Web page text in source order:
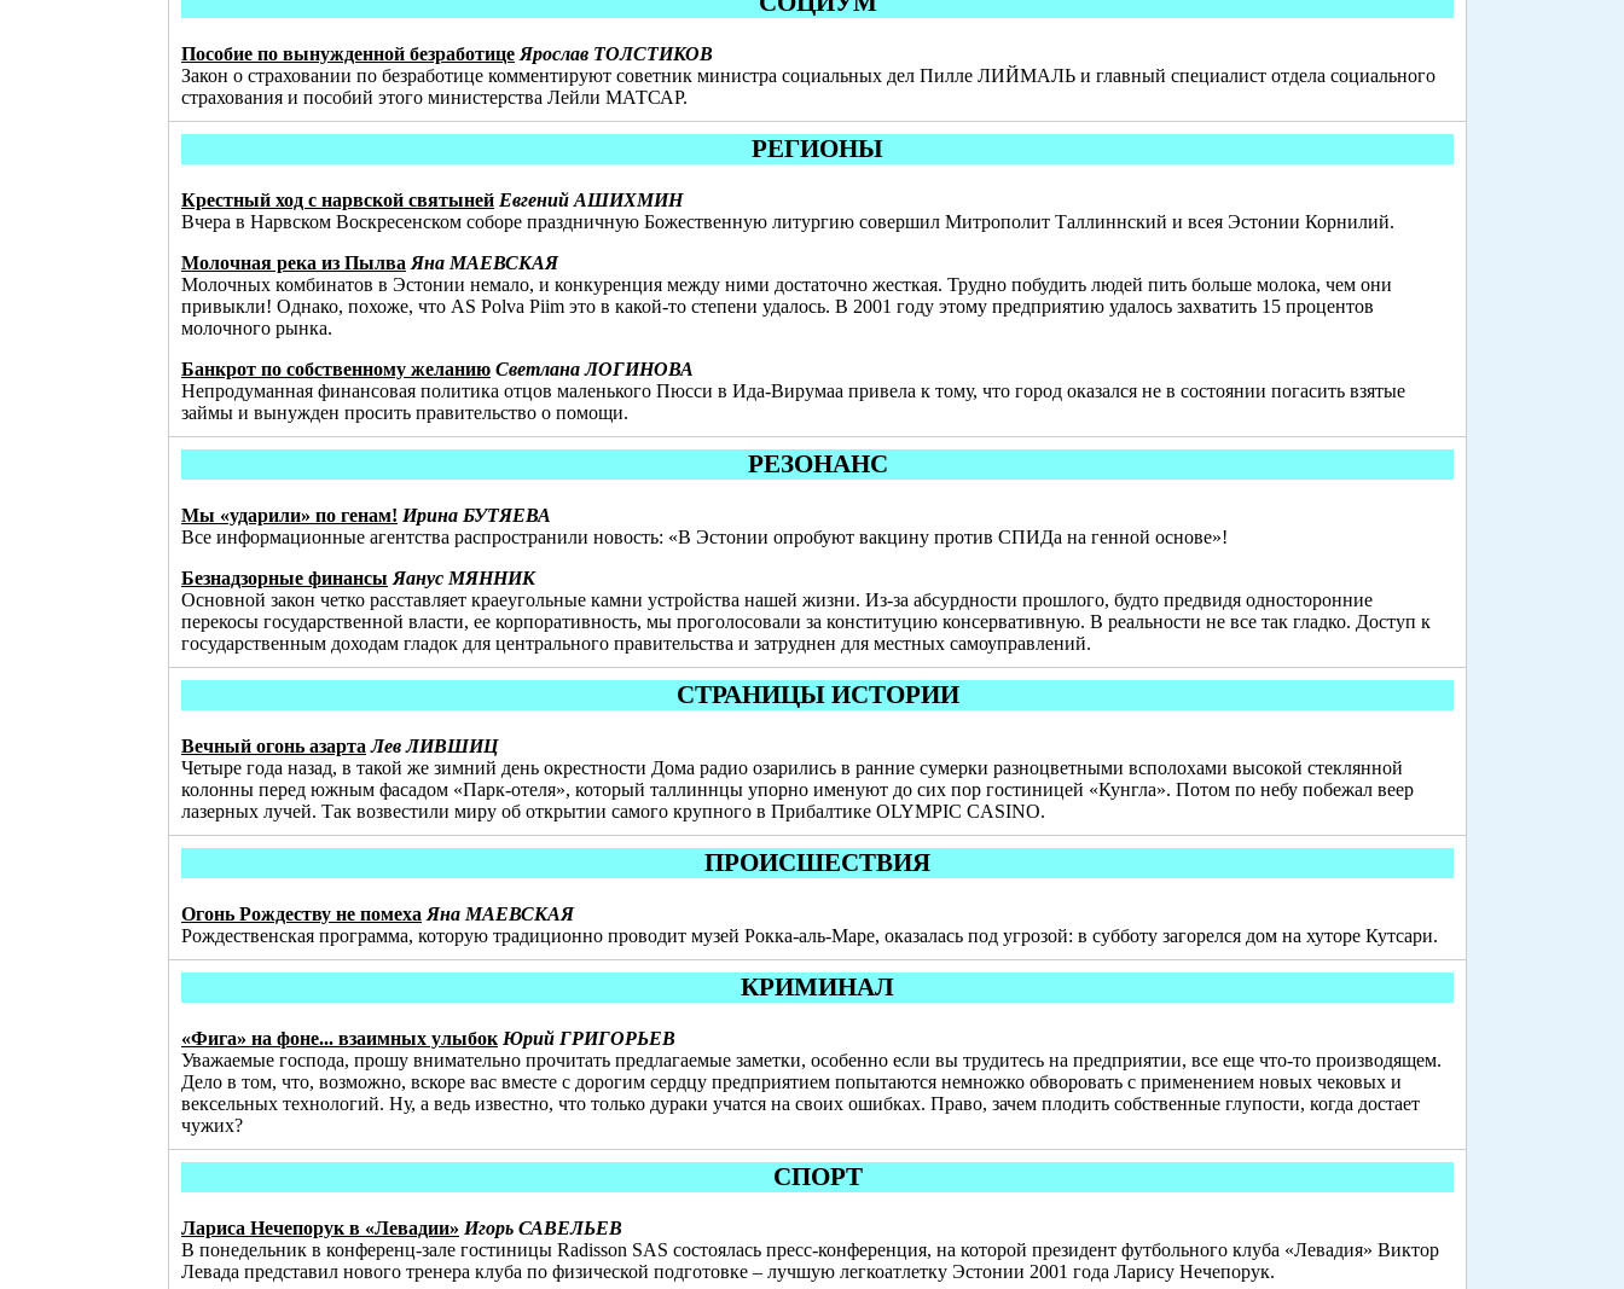
Пособие по вынужденной безработице Ярослав ТОЛСТИКОВ
Закон о страховании по безработице комментируют советник министра социальных дел Пилле ЛИЙМАЛЬ и главный специалист отдела социального
страхования и пособий этого министерства Лейли МАТСАР.
РЕГИОНЫ
Крестный ход с нарвской святыней Евгений АШИХМИН
Вчера в Нарвском Воскресенском соборе праздничную Божественную литургию совершил Митрополит Таллиннский и всея Эстонии Корнилий.
Молочная река из Пылва Яна МАЕВСКАЯ
Молочных комбинатов в Эстонии немало, и конкуренция между ними достаточно жесткая. Трудно побудить людей пить больше молока, чем они
привыкли! Однако, похоже, что AS Polva Piim это в какой-то степени удалось. В 2001 году этому предприятию удалось захватить 15 процентов
молочного рынка.
Банкрот по собственному желанию Светлана ЛОГИНОВА
Непродуманная финансовая политика отцов маленького Пюсси в Ида-Вирумаа привела к тому, что город оказался не в состоянии погасить взятые
займы и вынужден просить правительство о помощи.
РЕЗОНАНС
Мы «ударили» по генам! Ирина БУТЯЕВА
Все информационные агентства распространили новость: «В Эстонии опробуют вакцину против СПИДа на генной основе»!
Безнадзорные финансы Яанус МЯННИК
Основной закон четко расставляет краеугольные камни устройства нашей жизни. Из-за абсурдности прошлого, будто предвидя односторонние
перекосы государственной власти, ее корпоративность, мы проголосовали за конституцию консервативную. В реальности не все так гладко. Доступ к
государственным доходам гладок для центрального правительства и затруднен для местных самоуправлений.
СТРАНИЦЫ ИСТОРИИ
Вечный огонь азарта Лев ЛИВШИЦ
Четыре года назад, в такой же зимний день окрестности Дома радио озарились в ранние сумерки разноцветными всполохами высокой стеклянной
колонны перед южным фасадом «Парк-отеля», который таллиннцы упорно именуют до сих пор гостиницей «Кунгла». Потом по небу побежал веер
лазерных лучей. Так возвестили миру об открытии самого крупного в Прибалтике OLYMPIC CASINO.
ПРОИСШЕСТВИЯ
Огонь Рождеству не помеха Яна МАЕВСКАЯ
Рождественская программа, которую традиционно проводит музей Рокка-аль-Маре, оказалась под угрозой: в субботу загорелся дом на хуторе Кутсари.
КРИМИНАЛ
«Фига» на фоне... взаимных улыбок Юрий ГРИГОРЬЕВ
Уважаемые господа, прошу внимательно прочитать предлагаемые заметки, особенно если вы трудитесь на предприятии, все еще что-то производящем.
Дело в том, что, возможно, вскоре вас вместе с дорогим сердцу предприятием попытаются немножко обворовать с применением новых чековых и
вексельных технологий. Ну, а ведь известно, что только дураки учатся на своих ошибках. Право, зачем плодить собственные глупости, когда достает
чужих?
СПОРТ
Лариса Нечепорук в «Левадии» Игорь САВЕЛЬЕВ
В понедельник в конференц-зале гостиницы Radisson SAS cостоялась пресс-конференция, на которой президент футбольного клуба «Левадия» Виктор
Левада представил нового тренера клуба по физической подготовке – лучшую легкоатлетку Эстонии 2001 года Ларису Нечепорук.